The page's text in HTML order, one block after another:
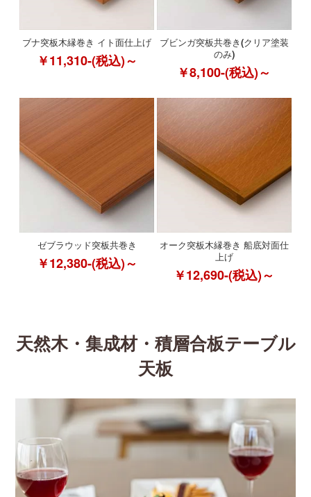
ブナ突板木縁巻き イト面仕上げ
￥11,310-(税込)～
ブビンガ突板共巻き(クリア塗装
のみ)
￥8,100-(税込)～
ゼブラウッド突板共巻き
￥12,380-(税込)～
オーク突板木縁巻き 船底対面仕
上げ
￥12,690-(税込)～
天然木・集成材・積層合板テーブル
天板